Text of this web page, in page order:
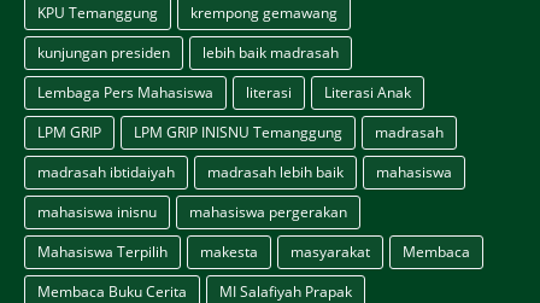
KPU Temanggung
krempong gemawang
kunjungan presiden
lebih baik madrasah
Lembaga Pers Mahasiswa
literasi
Literasi Anak
LPM GRIP
LPM GRIP INISNU Temanggung
madrasah
madrasah ibtidaiyah
madrasah lebih baik
mahasiswa
mahasiswa inisnu
mahasiswa pergerakan
Mahasiswa Terpilih
makesta masyarakat
Membaca
Membaca Buku Cerita
MI Salafiyah Prapak